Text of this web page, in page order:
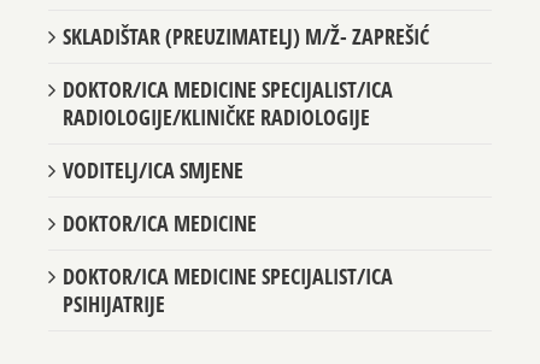
SKLADIŠTAR (PREUZIMATELJ) M/Ž- ZAPREŠIĆ
DOKTOR/ICA MEDICINE SPECIJALIST/ICA
RADIOLOGIJE/KLINIČKE RADIOLOGIJE
VODITELJ/ICA SMJENE
DOKTOR/ICA MEDICINE
DOKTOR/ICA MEDICINE SPECIJALIST/ICA
PSIHIJATRIJE